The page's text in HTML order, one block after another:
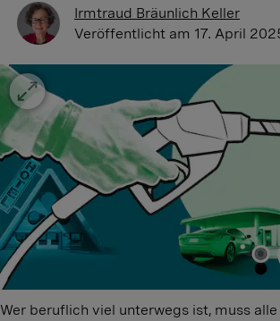
Irmtraud Bräunlich Keller
Veröffentlicht am 17. April
Wer beruflich viel unterwegs ist, muss